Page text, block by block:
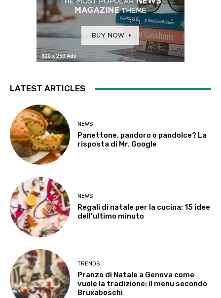
LATEST ARTICLES
NEWS
Panettone, pandoro o pandolce? La
risposta di Mr. Google
NEWS
Regali di natale per la cucina: 15 idee
dell’ultimo minuto
TRENDS
Pranzo di Natale a Genova come
vuole la tradizione: il menu secondo
Bruxaboschi